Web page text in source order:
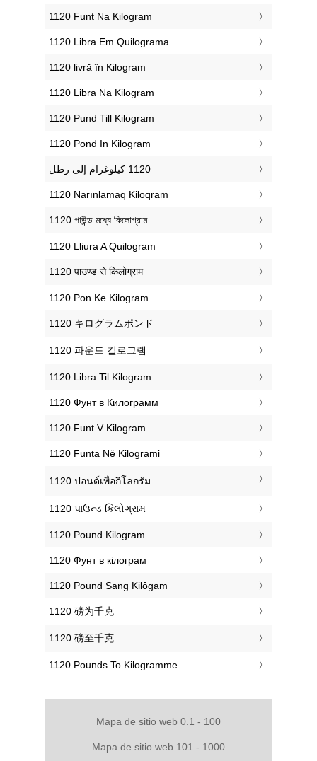
‎1120 Funt Na Kilogram
‎1120 Libra Em Quilograma
‎1120 livră în Kilogram
‎1120 Libra Na Kilogram
‎1120 Pund Till Kilogram
‎1120 Pond In Kilogram
‎1120 Narınlamaq Kiloqram
‎1120 পাউন্ড মধ্যে কিলোগ্রাম
‎1120 Lliura A Quilogram
‎1120 पाउण्ड से किलोग्राम
‎1120 Pon Ke Kilogram
‎1120 キログラムポンド
‎1120 파운드 킬로그램
‎1120 Libra Til Kilogram
‎1120 Фунт в Килограмм
‎1120 Funt V Kilogram
‎1120 Funta Në Kilogrami
‎1120 ปอนด์เพื่อกิโลกรัม
‎1120 પાઉન્ડ કિલોગ્રામ
‎1120 Pound Kilogram
‎1120 Фунт в кілограм
‎1120 Pound Sang Kilôgam
‎1120 磅为千克
‎1120 磅至千克
‎1120 Pounds To Kilogramme
Mapa de sitio web 0.1 - 100
Mapa de sitio web 101 - 1000